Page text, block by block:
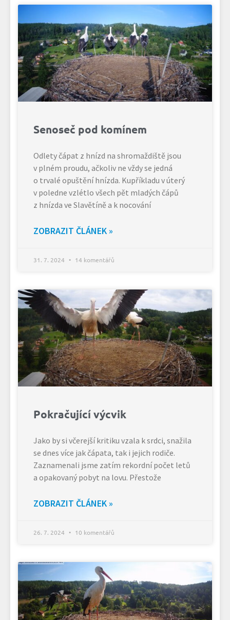
Senoseč pod komínem
Odlety čápat z hnízd na shromaždiště jsou
v plném proudu, ačkoliv ne vždy se jedná
o trvalé opuštění hnízda. Kupříkladu v úterý
v poledne vzlétlo všech pět mladých čápů
z hnízda ve Slavětíně a k nocování
ZOBRAZIT ČLÁNEK »
31. 7. 2024 14 komentářů
Pokračující výcvik
Jako by si včerejší kritiku vzala k srdci, snažila
se dnes více jak čápata, tak i jejich rodiče.
Zaznamenali jsme zatím rekordní počet letů
a opakovaný pobyt na lovu. Přestože
ZOBRAZIT ČLÁNEK »
26. 7. 2024 10 komentářů